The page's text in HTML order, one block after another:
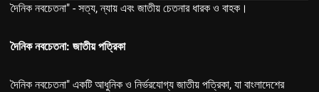
দৈনিক নবচেতনা" - সত্য, ন্যায় এবং জাতীয় চেতনার ধারক ও বাহক।
দৈনিক নবচেতনা: জাতীয় পত্রিকা
দৈনিক নবচেতনা" একটি আধুনিক ও নির্ভরযোগ্য জাতীয় পত্রিকা, যা বাংলাদেশের